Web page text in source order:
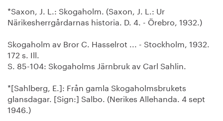
*Saxon, J. L.: Skogaholm. (Saxon, J. L.: Ur
Närikesherrgårdarnas historia. D. 4. - Örebro, 1932.)
Skogaholm av Bror C. Hasselrot ... - Stockholm, 1932.
172 s. Ill.
S. 85-104: Skogaholms Järnbruk av Carl Sahlin.
*[Sahlberg, E.]: Från gamla Skogaholmsbrukets
glansdagar. [Sign:] Salbo. (Nerikes Allehanda. 4 sept
1946.)